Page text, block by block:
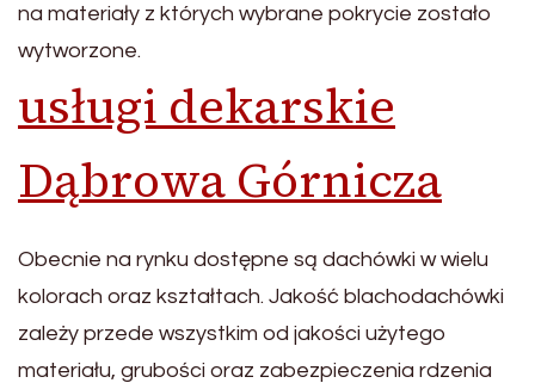
na materiały z których wybrane pokrycie zostało
wytworzone.
usługi dekarskie
Dąbrowa Górnicza
Obecnie na rynku dostępne są dachówki w wielu
kolorach oraz kształtach. Jakość blachodachówki
zależy przede wszystkim od jakości użytego
materiału, grubości oraz zabezpieczenia rdzenia